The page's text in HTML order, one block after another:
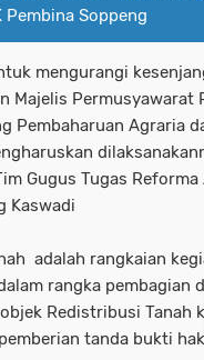
Pembina Soppeng
mengurangi
Majelis Permusyawarat
Pembaharuan Agraria
Gugus Tugas Reforma
Kaswadi
adalah rangkaian
rangka pembagian
Redistribusi Tanah
tanda bukti hak